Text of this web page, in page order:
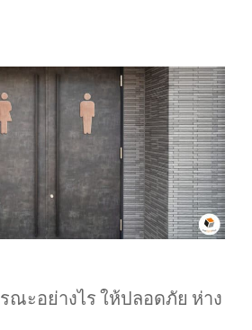
ณะอย่างไร ให้ปลอดภัย ห่าง